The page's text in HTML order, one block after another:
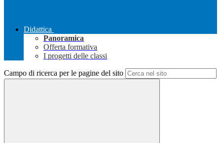
Didattica
Panoramica
Offerta formativa
I progetti delle classi
Campo di ricerca per le pagine del sito